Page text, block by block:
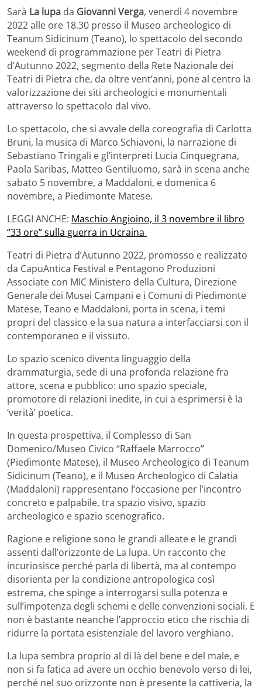
Sarà La lupa da Giovanni Verga, venerdì 4 novembre
2022 alle ore 18.30 presso il Museo archeologico di
Teanum Sidicinum (Teano), lo spettacolo del secondo
weekend di programmazione per Teatri di Pietra
d’Autunno 2022, segmento della Rete Nazionale dei
Teatri di Pietra che, da oltre vent’anni, pone al centro la
valorizzazione dei siti archeologici e monumentali
attraverso lo spettacolo dal vivo.
Lo spettacolo, che si avvale della coreografia di Carlotta
Bruni, la musica di Marco Schiavoni, la narrazione di
Sebastiano Tringali e gl’interpreti Lucia Cinquegrana,
Paola Saribas, Matteo Gentiluomo, sarà in scena anche
sabato 5 novembre, a Maddaloni, e domenica 6
novembre, a Piedimonte Matese.
LEGGI ANCHE: Maschio Angioino, il 3 novembre il libro
“33 ore” sulla guerra in Ucraina
Teatri di Pietra d’Autunno 2022, promosso e realizzato
da CapuAntica Festival e Pentagono Produzioni
Associate con MIC Ministero della Cultura, Direzione
Generale dei Musei Campani e i Comuni di Piedimonte
Matese, Teano e Maddaloni, porta in scena, i temi
propri del classico e la sua natura a interfacciarsi con il
contemporaneo e il vissuto.
Lo spazio scenico diventa linguaggio della
drammaturgia, sede di una profonda relazione fra
attore, scena e pubblico: uno spazio speciale,
promotore di relazioni inedite, in cui a esprimersi è la
‘verità’ poetica.
In questa prospettiva, il Complesso di San
Domenico/Museo Civico “Raffaele Marrocco”
(Piedimonte Matese), il Museo Archeologico di Teanum
Sidicinum (Teano), e il Museo Archeologico di Calatia
(Maddaloni) rappresentano l’occasione per l’incontro
concreto e palpabile, tra spazio visivo, spazio
archeologico e spazio scenografico.
Ragione e religione sono le grandi alleate e le grandi
assenti dall’orizzonte de La lupa. Un racconto che
incuriosisce perché parla di libertà, ma al contempo
disorienta per la condizione antropologica così
estrema, che spinge a interrogarsi sulla potenza e
sull’impotenza degli schemi e delle convenzioni sociali. E
non è bastante neanche l’approccio etico che rischia di
ridurre la portata esistenziale del lavoro verghiano.
La lupa sembra proprio al di là del bene e del male, e
non si fa fatica ad avere un occhio benevolo verso di lei,
perché nel suo orizzonte non è presente la cattiveria, la